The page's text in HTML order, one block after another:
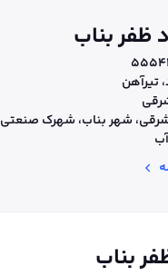
ظفر بناب
تیر‌آهن
شرقی، شهر بناب، شهرک صنعتی
بناب